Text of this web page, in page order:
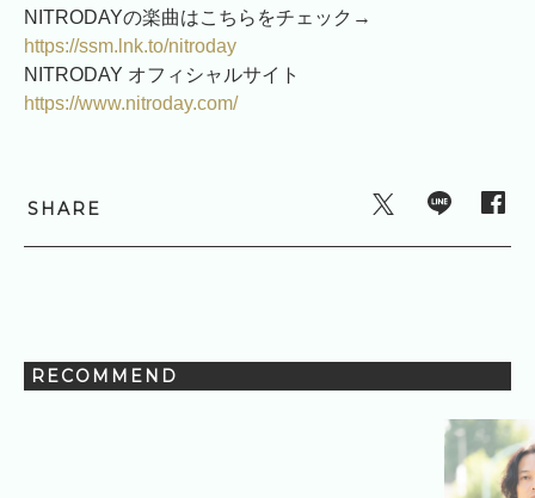
NITRODAYの楽曲はこちらをチェック→
https://ssm.lnk.to/nitroday
NITRODAY オフィシャルサイト
https://www.nitroday.com/
SHARE
RECOMMEND